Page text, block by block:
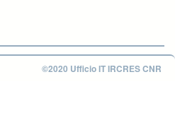
©2020 Ufficio IT IRCRES CNR